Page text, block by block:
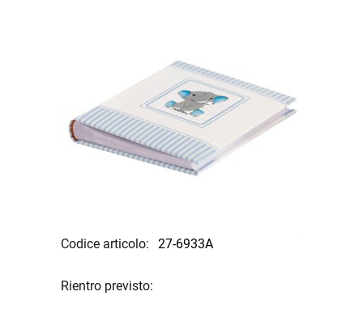
Codice articolo: 27-6933A
Rientro previsto: